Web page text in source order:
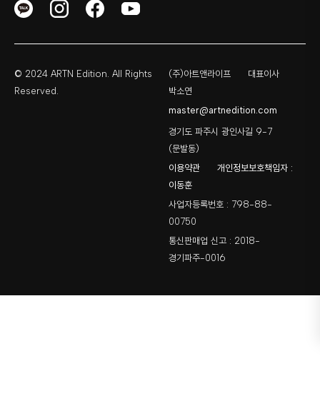
© 2024 ARTN Edition. All Rights
Reserved.
(주)아트앤라이프
대표이사
박소연
master@artnedition.com
경기도 파주시 광인사길 9-7
(문발동)
이용약관
개인정보보호책임자 :
이동훈
사업자등록번호 : 798-88-
00750
통신판매업 신고 : 2018-
경기파주-0016